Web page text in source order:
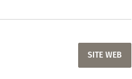
SITE WEB